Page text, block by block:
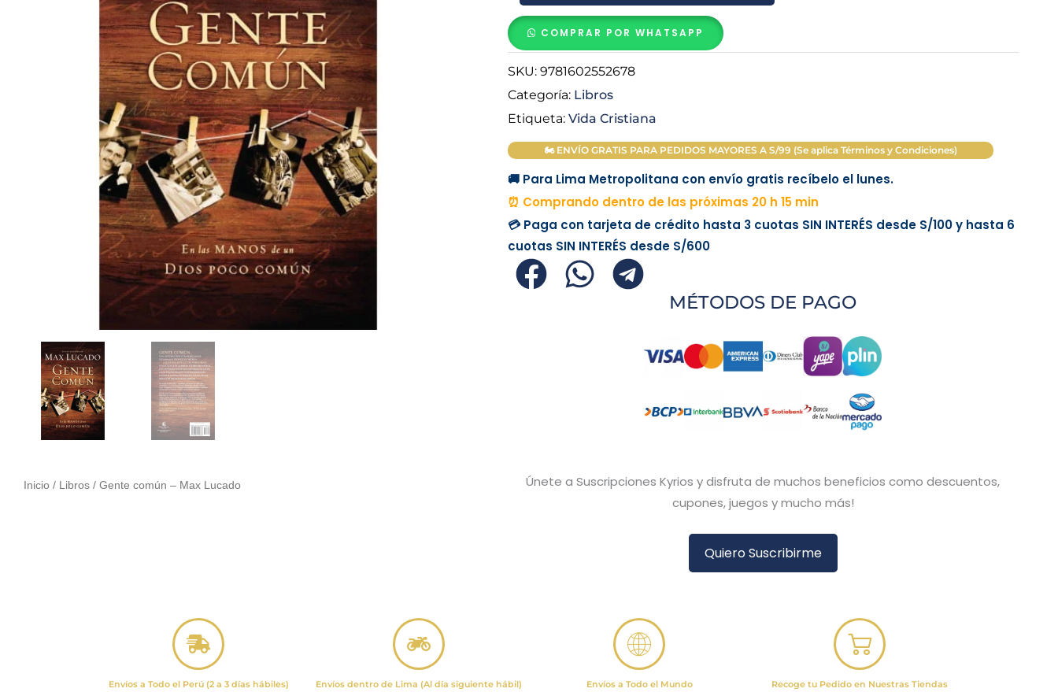
Inicio / Libros / Gente común – Max Lucado
Max
Lucado
cantidad
COMPRAR POR WHATSAPP
SKU: 9781602552678
Categoría: Libros
Etiqueta: Vida Cristiana
🏍 ENVÍO GRATIS PARA PEDIDOS MAYORES A S/99 (Se aplica Términos y Condiciones)
🚚 Para Lima Metropolitana con envío gratis recíbelo el lunes.
⏰ Comprando dentro de las próximas 20 h 15 min
💳 Paga con tarjeta de crédito hasta 3 cuotas SIN INTERÉS desde S/100y hasta 6
cuotas SIN INTERÉS desde S/600
MÉTODOS DE PAGO
Únete a Suscripciones Kyrios y disfruta de muchos beneficios como descuentos,
cupones, juegos y mucho más!
Quiero Suscribirme
Envíos a Todo el Perú (2 a 3 días hábiles) Envíos dentro de Lima (Al día siguiente hábil) Envíos a Todo el Mundo Recoge tu Pedido en Nuestras Tiendas